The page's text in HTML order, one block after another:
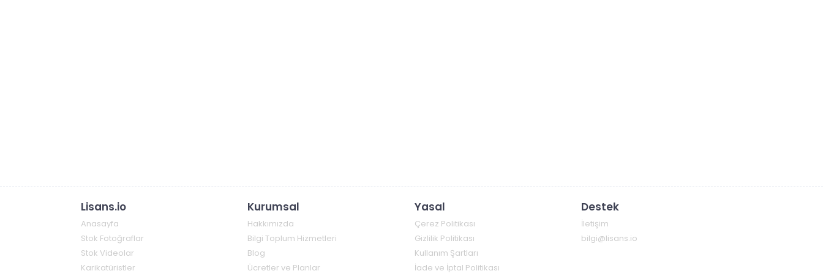
Lisans.io
Anasayfa
Stok Fotoğraflar
Stok Videolar
Karikatüristler
Kurumsal
Hakkımızda
Bilgi Toplum Hizmetleri
Blog
Ücretler ve Planlar
Yasal
Çerez Politikası
Gizlilik Politikası
Kullanım Şartları
İade ve İptal Politikası
Destek
İletişim
bilgi@lisans.io